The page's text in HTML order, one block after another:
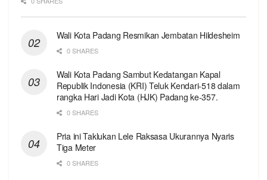
Wali Kota Padang Resmikan Jembatan Hildesheim
0 SHARES
Wali Kota Padang Sambut Kedatangan Kapal
Republik Indonesia (KRI) Teluk Kendari-518 dalam
rangka Hari Jadi Kota (HJK) Padang ke-357.
0 SHARES
Pria ini Taklukan Lele Raksasa Ukurannya Nyaris
Tiga Meter
0 SHARES